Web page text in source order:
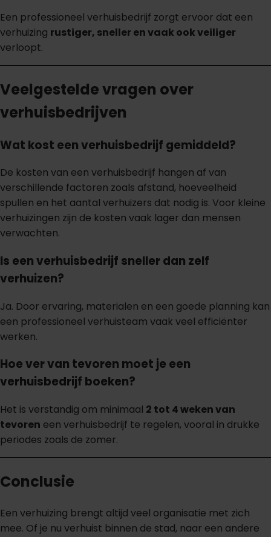
Een professioneel verhuisbedrijf zorgt ervoor dat een
verhuizing rustiger, sneller en vaak ook veiliger
verloopt.
Veelgestelde vragen over
verhuisbedrijven
Wat kost een verhuisbedrijf gemiddeld?
De kosten van een verhuisbedrijf hangen af van
verschillende factoren zoals afstand, hoeveelheid
spullen en het aantal verhuizers dat nodig is. Voor kleine
verhuizingen zijn de kosten vaak lager dan mensen
verwachten.
Is een verhuisbedrijf sneller dan zelf
verhuizen?
Ja. Door ervaring, materialen en een goede planning kan
een professioneel verhuisteam vaak veel efficiënter
werken.
Hoe ver van tevoren moet je een
verhuisbedrijf boeken?
Het is verstandig om minimaal 2 tot 4 weken van
tevoren een verhuisbedrijf te regelen, vooral in drukke
periodes zoals de zomer.
Conclusie
Een verhuizing brengt altijd veel organisatie met zich
mee. Of je nu verhuist binnen de stad, naar een andere